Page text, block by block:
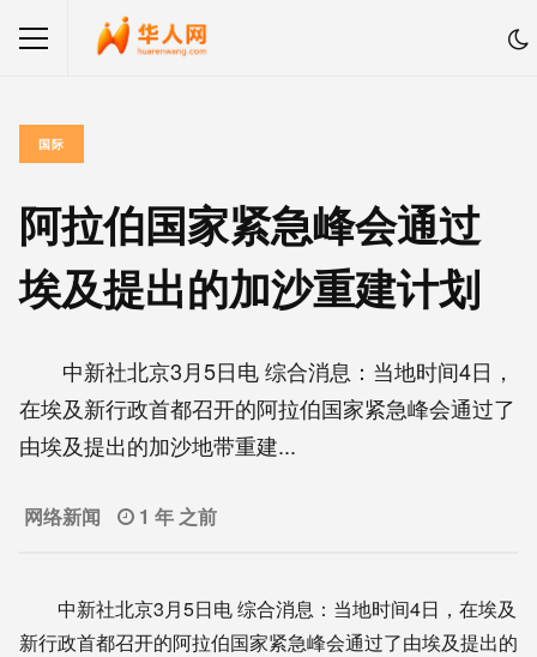
国际
阿拉伯国家紧急峰会通过
埃及提出的加沙重建计划
中新社北京3月5日电 综合消息：当地时间4日，
在埃及新行政首都召开的阿拉伯国家紧急峰会通过了
由埃及提出的加沙地带重建...
网络新闻 1 年 之前
中新社北京3月5日电 综合消息：当地时间4日，在埃及
新行政首都召开的阿拉伯国家紧急峰会通过了由埃及提出的